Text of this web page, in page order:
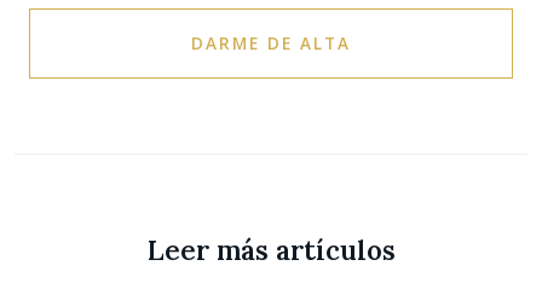
DARME DE ALTA
Leer más artículos